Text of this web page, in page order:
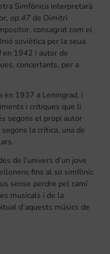
Simfònica interpretarà
op.47 de Dimitri
consagrat com el
soviètica per la seua
en 1942 i autor de
concertants, per a
en 1937 a Leningrad, i
i crítiques que li
segons el propi autor
la crítica, una de
de l’univers d’un jove
fins al so simfònic
sense perdre pel camí
musicals i de la
d’aquests músics de